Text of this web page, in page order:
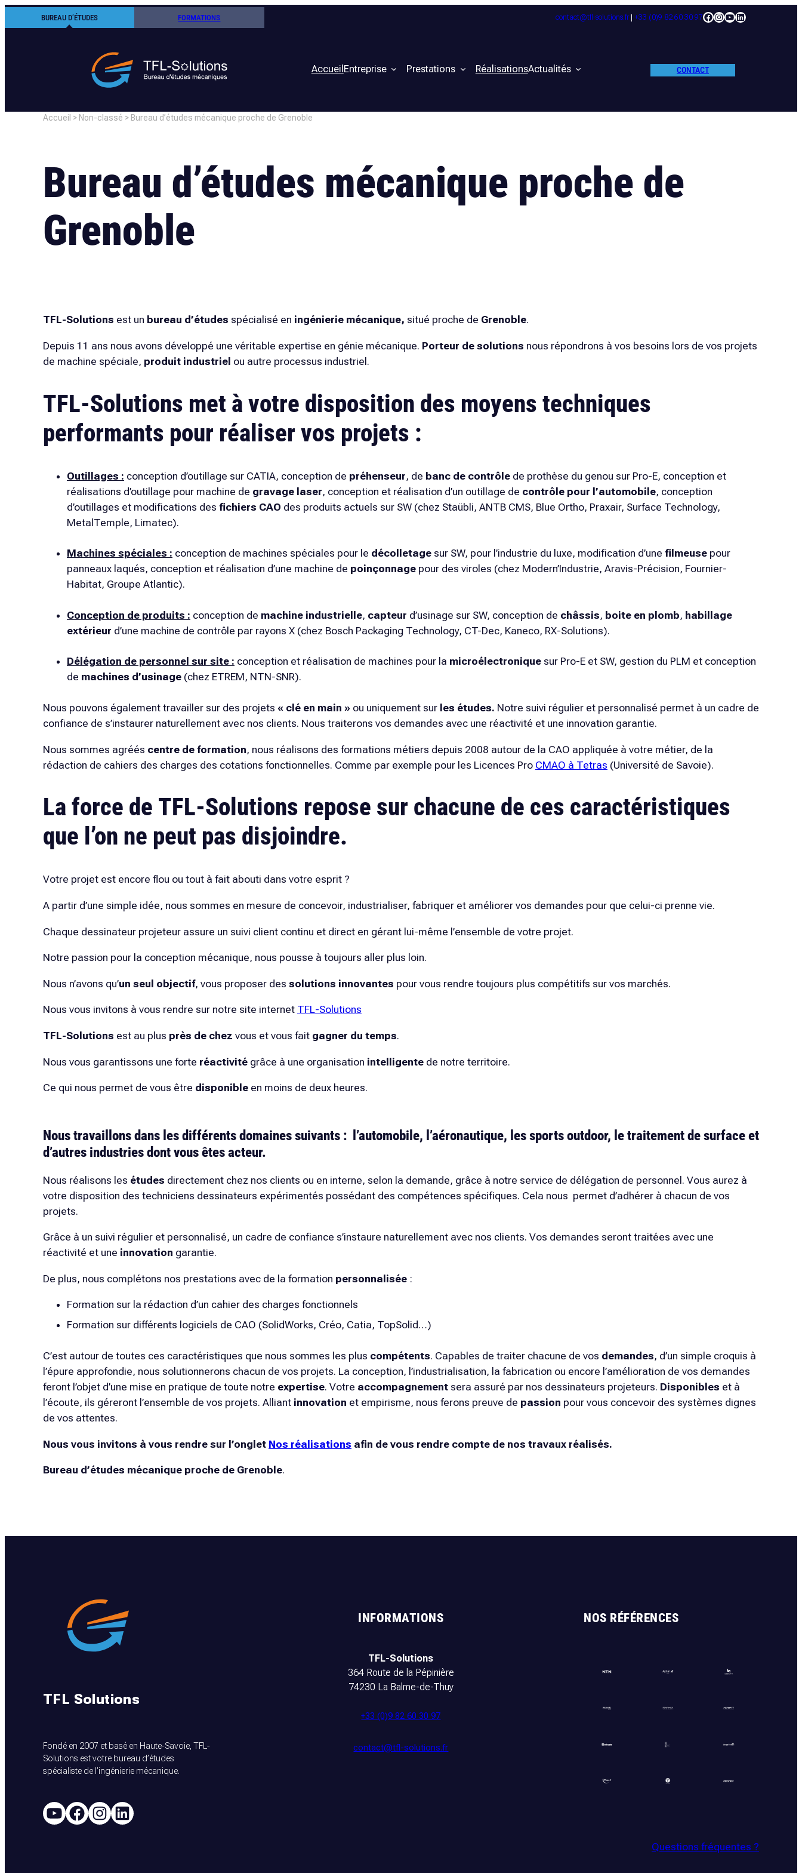
au
BUREAU D’ÉTUDES FORMATIONS contact@tfl-solutions.fr| +33 (0)9 82 60 30 97Facebook
Instagram
YouTube
LinkedIn
Accueil Entreprise Prestations RéalisationsActualités CONTACT
Accueil > Non-classé > Bureau d’études mécanique proche de Grenoble
Bureau d’études mécanique proche de
Grenoble
TFL-Solutions est un bureau d’études spécialisé en ingénierie mécanique, situé proche de Grenoble.
Depuis 11 ans nous avons développé une véritable expertise en génie mécanique. Porteur de solutions nous répondrons à vos besoins lors de vos projets
de machine spéciale, produit industriel ou autre processus industriel.
TFL-Solutions met à votre disposition des moyens techniques
performants pour réaliser vos projets :
Outillages : conception d’outillage sur CATIA, conception de préhenseur, de banc de contrôle de prothèse du genou sur Pro-E, conception et
réalisations d’outillage pour machine de gravage laser, conception et réalisation d’un outillage de contrôle pour l’automobile, conception
d’outillages et modifications des fichiers CAO des produits actuels sur SW (chez Staübli, ANTB CMS, Blue Ortho, Praxair, Surface Technology,
MetalTemple, Limatec).
Machines spéciales : conception de machines spéciales pour le décolletage sur SW, pour l’industrie du luxe, modification d’une filmeuse pour
panneaux laqués, conception et réalisation d’une machine de poinçonnage pour des viroles (chez Modern’Industrie, Aravis-Précision, Fournier-
Habitat, Groupe Atlantic).
Conception de produits : conception de machine industrielle, capteur d’usinage sur SW, conception de châssis, boite en plomb, habillage
extérieur d’une machine de contrôle par rayons X (chez Bosch Packaging Technology, CT-Dec, Kaneco, RX-Solutions).
Délégation de personnel sur site : conception et réalisation de machines pour la microélectronique sur Pro-E et SW, gestion du PLM et conception
de machines d’usinage (chez ETREM, NTN-SNR).
Nous pouvons également travailler sur des projets « clé en main » ou uniquement sur les études. Notre suivi régulier et personnalisé permet à un cadre de
confiance de s’instaurer naturellement avec nos clients. Nous traiterons vos demandes avec une réactivité et une innovation garantie.
Nous sommes agréés centre de formation, nous réalisons des formations métiers depuis 2008 autour de la CAO appliquée à votre métier, de la
rédaction de cahiers des charges des cotations fonctionnelles. Comme par exemple pour les Licences Pro CMAO à Tetras (Université de Savoie).
La force de TFL-Solutions repose sur chacune de ces caractéristiques
que l’on ne peut pas disjoindre.
Votre projet est encore flou ou tout à fait abouti dans votre esprit ?
A partir d’une simple idée, nous sommes en mesure de concevoir, industrialiser, fabriquer et améliorer vos demandes pour que celui-ci prenne vie.
Chaque dessinateur projeteur assure un suivi client continu et direct en gérant lui-même l’ensemble de votre projet.
Notre passion pour la conception mécanique, nous pousse à toujours aller plus loin.
Nous n’avons qu’un seul objectif, vous proposer des solutions innovantes pour vous rendre toujours plus compétitifs sur vos marchés.
Nous vous invitons à vous rendre sur notre site internet TFL-Solutions
TFL-Solutions est au plus près de chez vous et vous fait gagner du temps.
Nous vous garantissons une forte réactivité grâce à une organisation intelligente de notre territoire.
Ce qui nous permet de vous être disponible en moins de deux heures.
Nous travaillons dans les différents domaines suivants : l’automobile, l’aéronautique, les sports outdoor, le traitement de surface et
d’autres industries dont vous êtes acteur.
Nous réalisons les études directement chez nos clients ou en interne, selon la demande, grâce à notre service de délégation de personnel. Vous aurez à
votre disposition des techniciens dessinateurs expérimentés possédant des compétences spécifiques. Cela nous permet d’adhérer à chacun de vos
projets.
Grâce à un suivi régulier et personnalisé, un cadre de confiance s’instaure naturellement avec nos clients. Vos demandes seront traitées avec une
réactivité et une innovation garantie.
De plus, nous complétons nos prestations avec de la formation personnalisée :
Formation sur la rédaction d’un cahier des charges fonctionnels
Formation sur différents logiciels de CAO (SolidWorks, Créo, Catia, TopSolid…)
C’est autour de toutes ces caractéristiques que nous sommes les plus compétents. Capables de traiter chacune de vos demandes, d’un simple croquis à
l’épure approfondie, nous solutionnerons chacun de vos projets. La conception, l’industrialisation, la fabrication ou encore l’amélioration de vos demandes
feront l’objet d’une mise en pratique de toute notre expertise. Votre accompagnement sera assuré par nos dessinateurs projeteurs. Disponibles et à
l’écoute, ils géreront l’ensemble de vos projets. Alliant innovation et empirisme, nous ferons preuve de passion pour vous concevoir des systèmes dignes
de vos attentes.
Nous vous invitons à vous rendre sur l’onglet Nos réalisations afin de vous rendre compte de nos travaux réalisés.
Bureau d’études mécanique proche de Grenoble.
TFL Solutions
Fondé en 2007 et basé en Haute-Savoie, TFL-
Solutions est votre bureau d’études
spécialiste de l’ingénierie mécanique.
YouTube Facebook Instagram LinkedIn
INFORMATIONS
TFL-Solutions
364 Route de la Pépinière
74230 La Balme-de-Thuy
+33 (0)9 82 60 30 97
contact@tfl-solutions.fr
NOS RÉFÉRENCES
Questions fréquentes ?